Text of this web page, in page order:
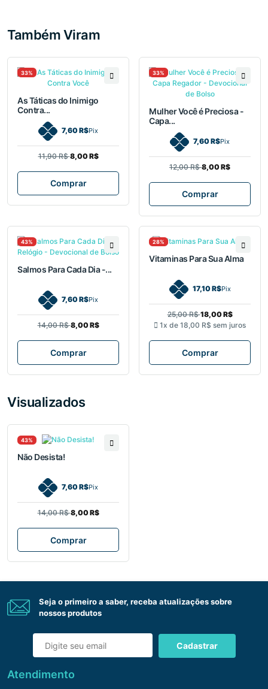
Também Viram
33%
As Táticas do Inimigo
Contra...
7,60 R$Pix
11,90 R$8,00 R$
Comprar
33%
Mulher Você é Preciosa -
Capa...
7,60 R$Pix
12,00 R$8,00 R$
Comprar
43%
Salmos Para Cada Dia -...
7,60 R$Pix
14,00 R$8,00 R$
Comprar
28%
Vitaminas Para Sua Alma
17,10 R$Pix
25,00 R$18,00 R$
1x de 18,00 R$ sem juros
Comprar
Visualizados
43%
Não Desista!
7,60 R$Pix
14,00 R$8,00 R$
Comprar
Seja o primeiro a saber, receba atualizações sobre
nossos produtos
Cadastrar
Atendimento